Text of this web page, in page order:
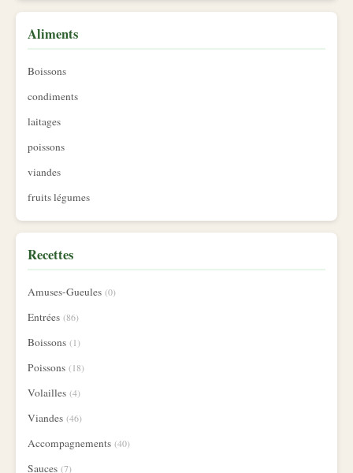
Aliments
Boissons
condiments
laitages
poissons
viandes
fruits légumes
Recettes
Amuses-Gueules (0)
Entrées (86)
Boissons (1)
Poissons (18)
Volailles (4)
Viandes (46)
Accompagnements (40)
Sauces (7)